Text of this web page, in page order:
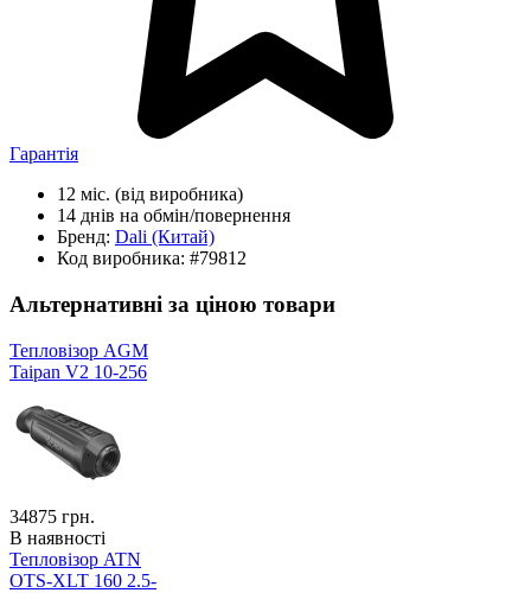
Гарантія
12 міс. (від виробника)
14 днів на обмін/повернення
Бренд: Dali (Китай)
Код виробника: #79812
Альтернативні за ціною товари
Тепловізор AGM
Taipan V2 10-256
34875 грн.
В наявності
Тепловізор ATN
OTS-XLT 160 2.5-